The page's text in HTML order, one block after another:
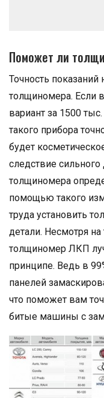
Поможет ли
Точность
толщиномера. Если
вариант за 1500
такого прибора
будет
следствие
толщиномера
помощью такого
труда установить
детали. Несмотря
толщиномер ЛКП
принципе. Ведь в
панелей
что поможет вам
битые машины с